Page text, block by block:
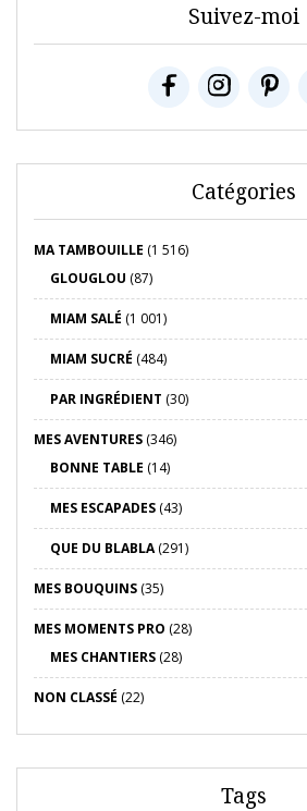
Suivez-moi
Catégories
MA TAMBOUILLE (1 516)
GLOUGLOU (87)
MIAM SALÉ (1 001)
MIAM SUCRÉ (484)
PAR INGRÉDIENT (30)
MES AVENTURES (346)
BONNE TABLE (14)
MES ESCAPADES (43)
QUE DU BLABLA(291)
MES BOUQUINS (35)
MES MOMENTS PRO (28)
MES CHANTIERS (28)
NON CLASSÉ (22)
Tags